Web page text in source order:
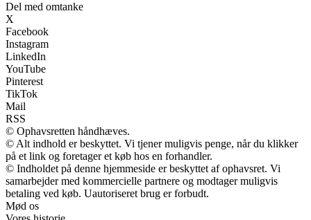
Del med omtanke
X
Facebook
Instagram
LinkedIn
YouTube
Pinterest
TikTok
Mail
RSS
© Ophavsretten håndhæves.
© Alt indhold er beskyttet. Vi tjener muligvis penge, når du klikker
på et link og foretager et køb hos en forhandler.
© Indholdet på denne hjemmeside er beskyttet af ophavsret. Vi
samarbejder med kommercielle partnere og modtager muligvis
betaling ved køb. Uautoriseret brug er forbudt.
Mød os